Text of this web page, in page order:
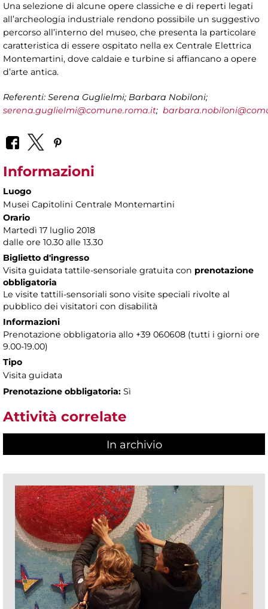
Una selezione di alcune opere classiche e di reperti legati
all’archeologia industriale rendono possibile un suggestivo
percorso all’interno del museo, che presenta la particolare
caratteristica di essere ospitato nella ex Centrale Elettrica
Montemartini, dove caldaie e turbine si affiancano a opere
d’arte antica.
Referenti: Serena Guglielmi; Barbara Nobiloni;
serena.guglielmi@comune.roma.it;
Informazioni
Luogo
Musei Capitolini Centrale Montemartini
Orario
Martedì 17 luglio 2018
dalle ore 10.30 alle 13.30
Biglietto d'ingresso
Visita guidata tattile-sensoriale gratuita con prenotazione
obbligatoria
Le visite tattili-sensoriali sono visite speciali rivolte al
pubblico dei visitatori con disabilità
Informazioni
Prenotazione obbligatoria allo +39 060608 (tutti i giorni ore
9.00-19.00)
Tipo
Visita guidata
Prenotazione obbligatoria: Sì
Attività correlate
In archivio